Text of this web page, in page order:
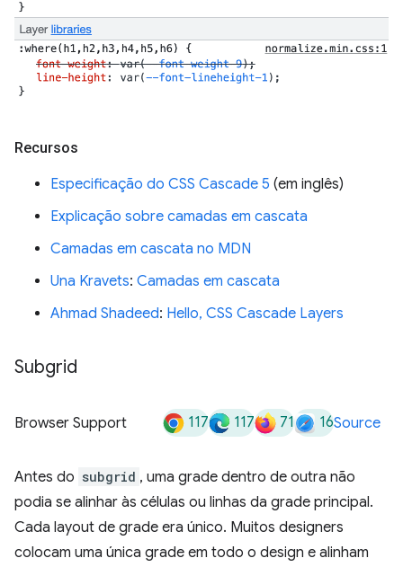
Recursos
Especificação do CSS Cascade 5 (em inglês)
Explicação sobre camadas em cascata
Camadas em cascata no MDN
Una Kravets: Camadas em cascata
Ahmad Shadeed: Hello, CSS Cascade Layers
Subgrid
Browser Support 117 117 71 16Source
Antes do subgrid , uma grade dentro de outra não
podia se alinhar às células ou linhas da grade principal.
Cada layout de grade era único. Muitos designers
colocam uma única grade em todo o design e alinham